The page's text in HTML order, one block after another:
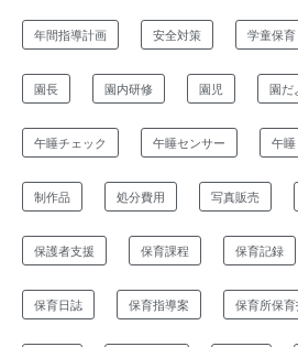
年間指導計画 安全対策 学童保育
園長 園内研修 園児 園だ
午睡チェック 午睡センサー 午睡
制作品 処分費用 写真販売
保護者支援 保育課程 保育記録
保育日誌 保育指導案 保育所保